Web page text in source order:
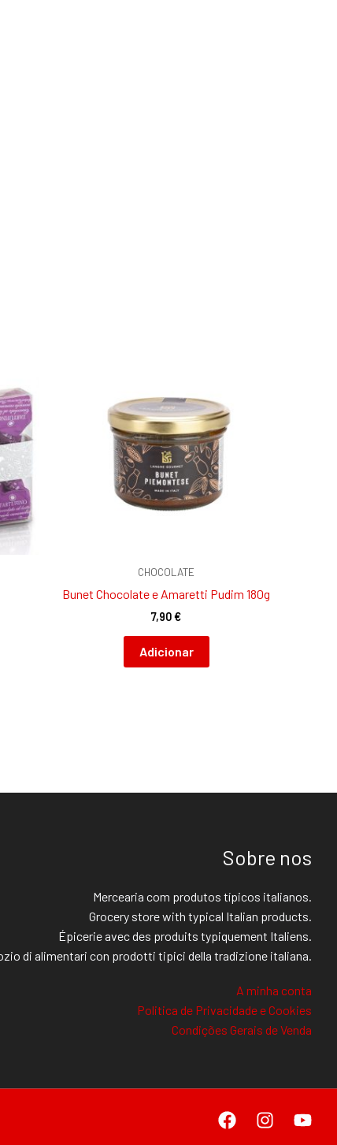
CHOCOLATE
Bunet Chocolate e Amaretti Pudim 180g
7,90€
Adicionar
Sobre nos
Mercearia com produtos típicos italianos.
Grocery store with typical Italian products.
Épicerie avec des produits typiquement Italiens.
di alimentari con prodotti tipici della tradizione italiana.
A minha conta
Politica de Privacidade e Cookies
Condições Gerais de Venda